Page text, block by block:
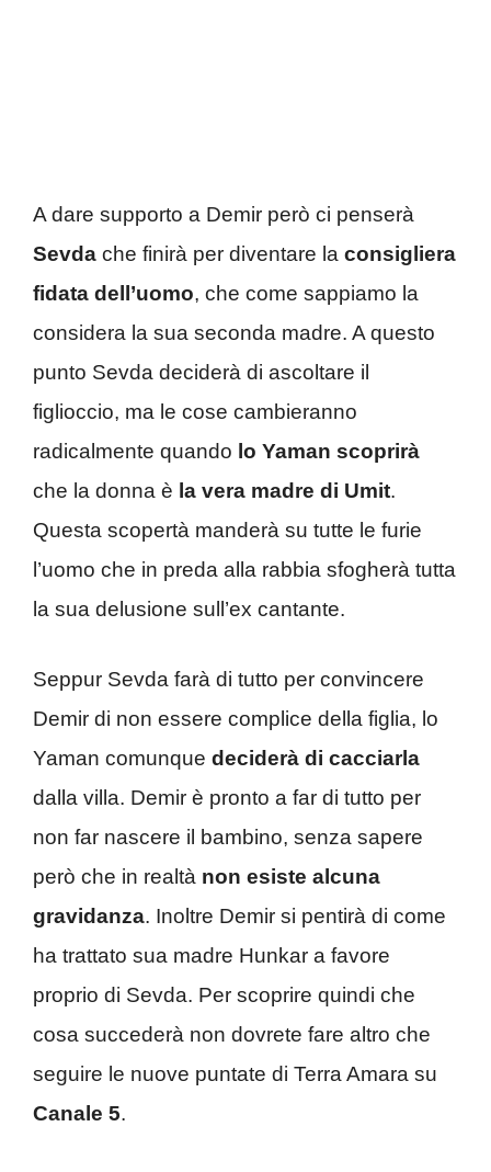
A dare supporto a Demir però ci penserà
Sevda che finirà per diventare la consigliera
fidata dell’uomo, che come sappiamo la
considera la sua seconda madre. A questo
punto Sevda deciderà di ascoltare il
figlioccio, ma le cose cambieranno
radicalmente quando lo Yaman scoprirà
che la donna è la vera madre di Umit.
Questa scopertà manderà su tutte le furie
l’uomo che in preda alla rabbia sfogherà tutta
la sua delusione sull’ex cantante.
Seppur Sevda farà di tutto per convincere
Demir di non essere complice della figlia, lo
Yaman comunque deciderà di cacciarla
dalla villa. Demir è pronto a far di tutto per
non far nascere il bambino, senza sapere
però che in realtà non esiste alcuna
gravidanza. Inoltre Demir si pentirà di come
ha trattato sua madre Hunkar a favore
proprio di Sevda. Per scoprire quindi che
cosa succederà non dovrete fare altro che
seguire le nuove puntate di Terra Amara su
Canale 5.